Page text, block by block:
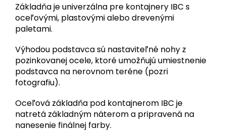
Základňa je univerzálna pre kontajnery IBC s
oceľovými, plastovými alebo drevenými
paletami.
Výhodou podstavca sú nastaviteľné nohy z
pozinkovanej ocele, ktoré umožňujú umiestnenie
podstavca na nerovnom teréne (pozri
fotografiu).
Oceľová základňa pod kontajnerom IBC je
natretá základným náterom a pripravená na
nanesenie finálnej farby.